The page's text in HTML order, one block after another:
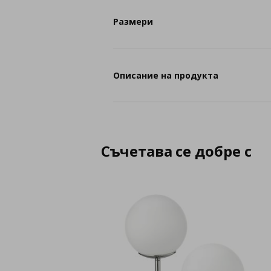
Размери
Описание на продукта
Съчетава се добре с